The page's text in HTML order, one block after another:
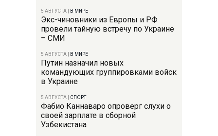
5 АВГУСТА В МИРЕ
Экс-чиновники из Европы и РФ
провели тайную встречу по Украине
– СМИ
5 АВГУСТА В МИРЕ
Путин назначил новых
командующих группировками войск
в Украине
5 АВГУСТА СПОРТ
Фабио Каннаваро опроверг слухи о
своей зарплате в сборной
Узбекистана